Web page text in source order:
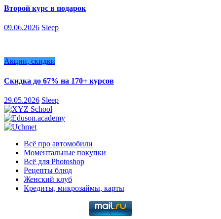
Второй курс в подарок
09.06.2026 Sleep
Акции, скидки
Скидка до 67% на 170+ курсов
29.05.2026 Sleep
Всё про автомобили
Моментальные покупки
Всё для Photoshop
Рецепты блюд
Женский клуб
Кредиты, микрозаймы, карты